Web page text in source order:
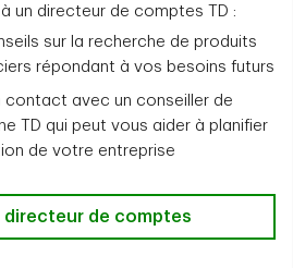
un directeur de comptes TD :
sur la recherche de produits
répondant à vos besoins futurs
contact avec un conseiller de
TD qui peut vous aider à planifier
de votre entreprise
directeur de comptes